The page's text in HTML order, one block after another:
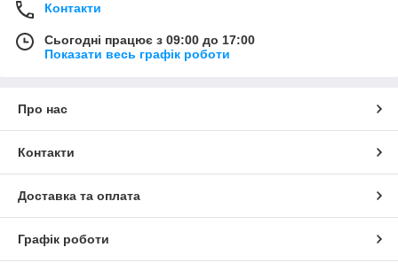
Контакти
Сьогодні працює з 09:00 до 17:00
Показати весь графік роботи
Про нас
Контакти
Доставка та оплата
Графік роботи